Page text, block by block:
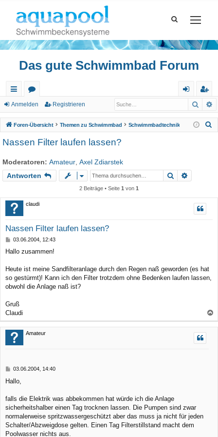
Das gute Schwimmbad Forum
ch
ne
llz
riff
or
en m
el
eg
ist
rie
Anmelden Registrieren
Foren-Übersicht Themen zu Schwimmbad Schwimmbadtechnik
Nassen Filter laufen lassen?
Moderatoren: Amateur Axel Zdiarstek
Antworten
Suche
2 Beiträge • Seite 1 von 1
claudi
Nassen Filter laufen lassen?
B
i
r
a
03.06.2004, 12:43
Hallo zusammen!
Heute ist meine Sandfilteranlage durch den Regen naß geworden (es hat
so gestürmt)! Kann ich den Filter trotzdem ohne Bedenken laufen lassen,
obwohl die Anlage naß ist?
Gruß
Claudi
a
Amateur
B
i
r
03.06.2004, 14:40
Hallo,
falls die Elektrik was abbekommen hat würde ich die Anlage
sicherheitshalber einen Tag trocknen lassen. Die Pumpen sind zwar
normalerweise spritzwassergeschützt aber das muss ja nicht für jeden
Schalter/Abzweigdose gelten. Einen Tag Filterstillstand macht dem
Poolwasser nichts aus.